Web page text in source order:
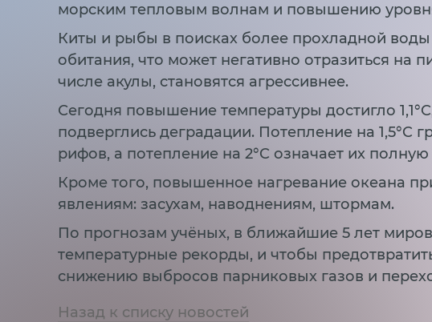
морским тепловым волнам и повышению
Киты и рыбы в поисках более прохладной
обитания, что может негативно отразиться
числе акулы, становятся агрессивнее.
Сегодня повышение температуры достигло
подверглись деградации. Потепление на 1,5°C
рифов, а потепление на 2°C означает их полную
Кроме того, повышенное нагревание океана
явлениям: засухам, наводнениям, штормам.
По прогнозам учёных, в ближайшие 5 лет
температурные рекорды, и чтобы
снижению выбросов парниковых газов и
Назад к списку новостей